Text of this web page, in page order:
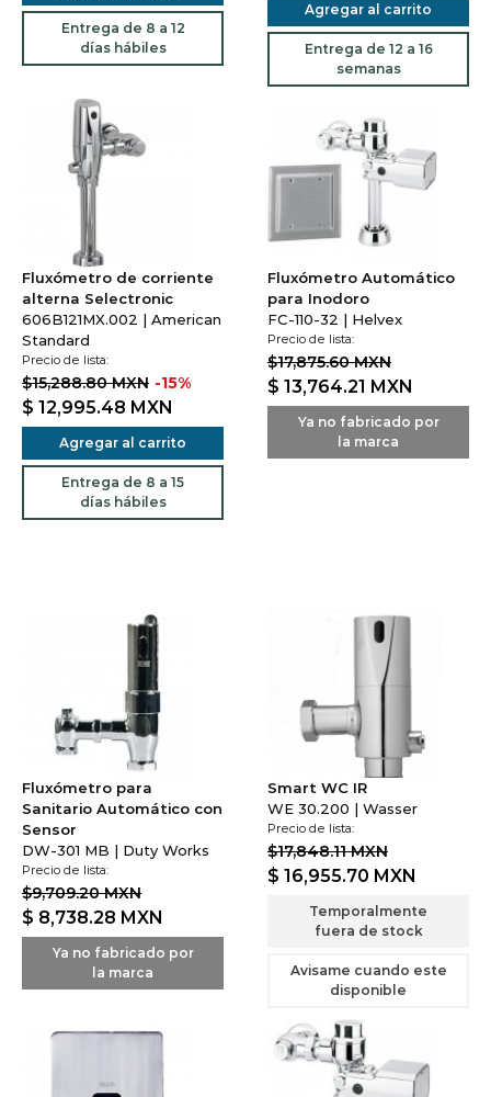
Entrega de 8 a 12
días hábiles
Agregar al carrito
Entrega de 12 a 16
semanas
Fluxómetro de corriente
alterna Selectronic
606B121MX.002 | American
Standard
Precio de lista:
$15,288.80 MXN -15%
$ 12,995.48 MXN
Agregar al carrito
Entrega de 8 a 15
días hábiles
Fluxómetro Automático
para Inodoro
FC-110-32 | Helvex
Precio de lista:
$17,875.60 MXN
$ 13,764.21 MXN
Ya no fabricado por
la marca
Fluxómetro para
Sanitario Automático con
Sensor
DW-301 MB | Duty Works
Precio de lista:
$9,709.20 MXN
$ 8,738.28 MXN
Ya no fabricado por
la marca
Smart WC IR
WE 30.200 | Wasser
Precio de lista:
$17,848.11 MXN
$ 16,955.70 MXN
Temporalmente
fuera de stock
Avisame cuando este
disponible